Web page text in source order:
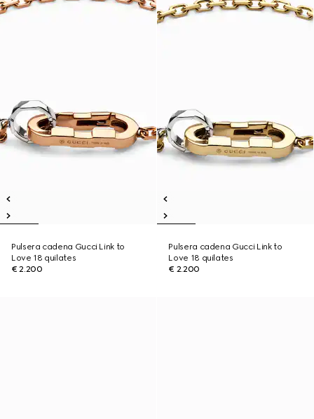
Pulsera cadena Gucci Link to
Love 18 quilates
€ 2.200
Pulsera cadena Gucci Link to
Love 18 quilates
€ 2.200